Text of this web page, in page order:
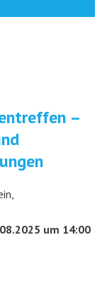
–
um 14:00